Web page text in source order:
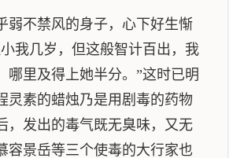
弱不禁风的身子，心下好生惭
我几岁，但这般智计百出，我
哪里及得上她半分。”这时已明
灵素的蜡烛乃是用剧毒的药物
，发出的毒气既无臭味，又无
容景岳等三个使毒的大行家也